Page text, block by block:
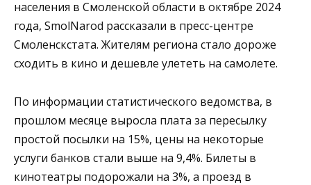
населения в Смоленской области в октябре 2024
года, SmolNarod рассказали в пресс-центре
Смоленскстата. Жителям региона стало дороже
сходить в кино и дешевле улететь на самолете.
По информации статистического ведомства, в
прошлом месяце выросла плата за пересылку
простой посылки на 15%, цены на некоторые
услуги банков стали выше на 9,4%. Билеты в
кинотеатры подорожали на 3%, а проезд в